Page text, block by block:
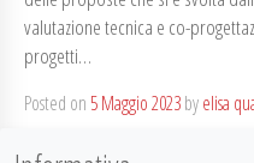
valutazione tecnica e co-
progetti…
Posted on 5 Maggio 2023byelisa